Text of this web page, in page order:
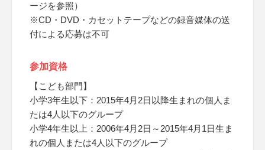
ージを参照）
※CD・DVD・カセットテープなどの録音媒体の送
付による応募は不可
参加資格
【こども部門】
小学3年生以下：2015年4月2日以降生まれの個人ま
たは4人以下のグループ
小学4年生以上：2006年4月2日～2015年4月1日生ま
れの個人または4人以下のグループ